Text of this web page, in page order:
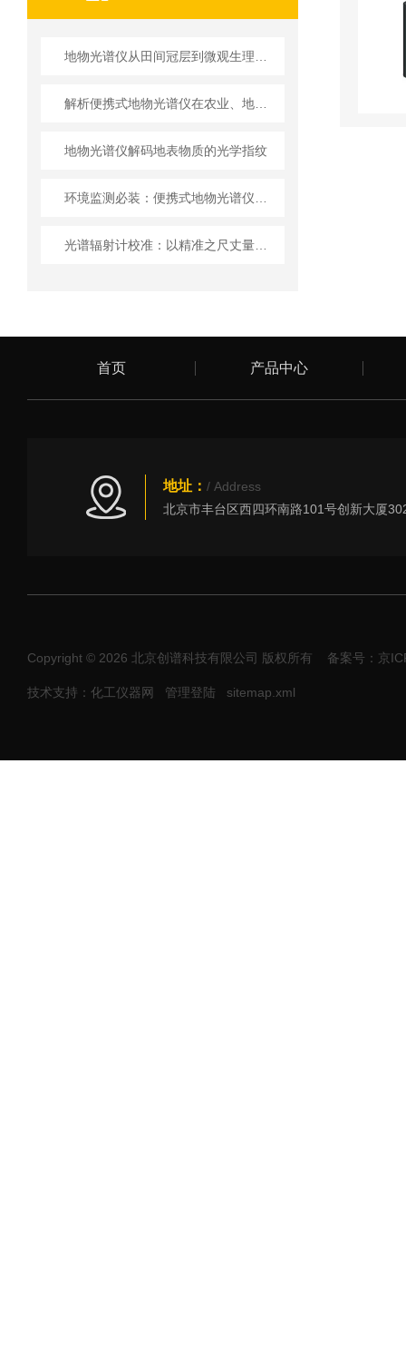
地物光谱仪解码地表物质的光学指纹
首页 产品中心
地址： / Address
Copyright © 2026 北京创谱科技有限公司 版权所有 备案号：京
技术支持：化工仪器网 管理登陆 sitemap.xml